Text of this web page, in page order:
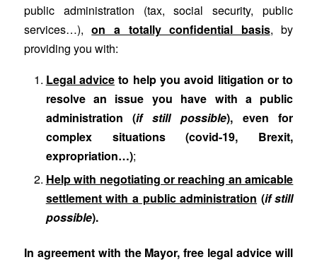
public administration (tax, social security, public
services…),on a totally confidential basis, by
providing you with:
Legal advice to help you avoid litigation or to
resolve an issue you have with a public
administration (if still possible), even for
complex situations (covid-19, Brexit,
expropriation…);
Help with negotiating or reaching an amicable
settlement with a public administration (if still
possible).
In agreement with the Mayor, free legal advice will